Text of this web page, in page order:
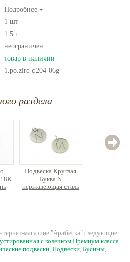
выглядеть по-настоящему роскошно!
Подробнее
1 шт
1.5 г
неограничен
товар в наличии
1.po.zirc-q204-06g
раздела
Подвеска Круглая
Буква N
нержавеющая сталь
магазине "Арабеска" следующие
с колечком Премиум класса
подвески, Подвески, Бусины,